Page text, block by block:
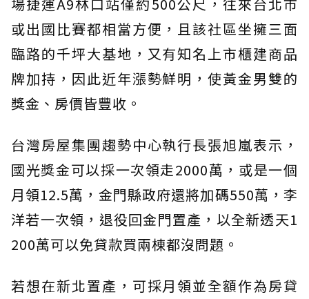
或出國比賽都相當方便，且該社區坐擁三面
臨路的千坪大基地，又有知名上市櫃建商品
牌加持，因此近年漲勢鮮明，使黃金男雙的
獎金、房價皆豐收。
台灣房屋集團趨勢中心執行長張旭嵐表示，
國光獎金可以採一次領走2000萬，或是一個
月領12.5萬，金門縣政府還將加碼550萬，李
洋若一次領，退役回金門置產，以全新透天1
200萬可以免貸款買兩棟都沒問題。
若想在新北置產，可採月領並全額作為房貸